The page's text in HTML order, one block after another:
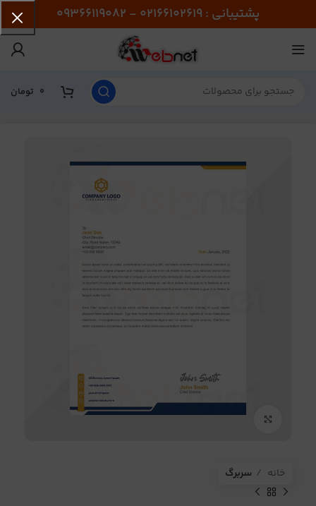
پشتیبانی : 02166102619 - 09366119082
0 تومان
برای بزرگنمایی کلیک کنید
خانه سربرگ